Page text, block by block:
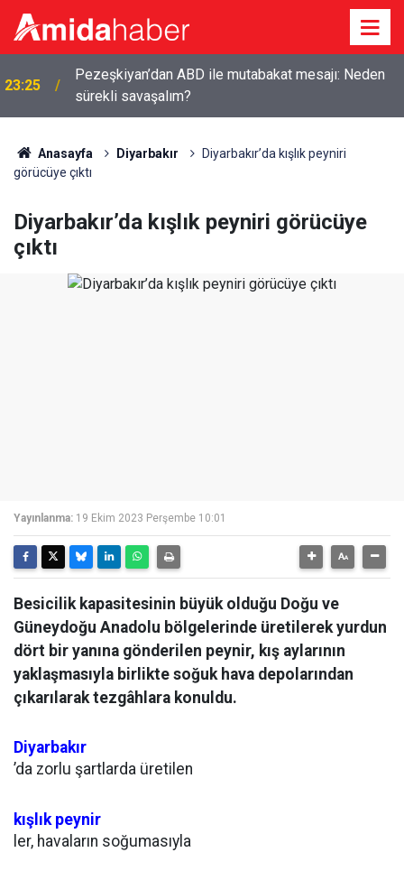
23:25
Pezeşkiyan’dan ABD ile mutabakat mesajı: Neden
sürekli savaşalım?
Anasayfa Diyarbakır
Diyarbakır’da kışlık peyniri
görücüye çıktı
Diyarbakır’da kışlık peyniri görücüye
çıktı
Yayınlanma: 19 Ekim 2023 Perşembe 10:01
Besicilik kapasitesinin büyük olduğu Doğu ve
Güneydoğu Anadolu bölgelerinde üretilerek yurdun
dört bir yanına gönderilen peynir, kış aylarının
yaklaşmasıyla birlikte soğuk hava depolarından
çıkarılarak tezgâhlara konuldu.
Diyarbakır
’da zorlu şartlarda üretilen
kışlık peynir
ler, havaların soğumasıyla